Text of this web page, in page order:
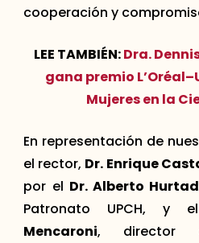
cooperación y
LEE TAMBIÉN:Dra.
gana premio
Mujeres en la
En representación de
el rector, Dr. Enrique
por el Dr. Alberto
Patronato UPCH, y
Mencaroni,